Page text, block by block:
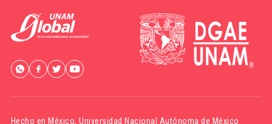
Hecho en México,Universidad Nacional Autónoma de México